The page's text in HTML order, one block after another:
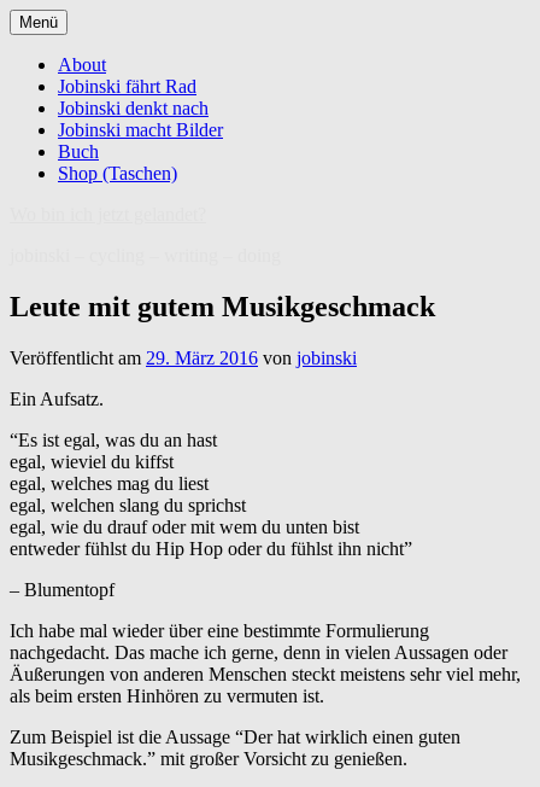
Zum
Inhalt
springen
Menü
About
Jobinski fährt Rad
Jobinski denkt nach
Jobinski macht Bilder
Buch
Shop (Taschen)
Leute mit gutem Musikgeschmack
Veröffentlicht am 29. März 2016 von jobinski
Ein Aufsatz.
“Es ist egal, was du an hast
egal, wieviel du kiffst
egal, welches mag du liest
egal, welchen slang du sprichst
egal, wie du drauf oder mit wem du unten bist
entweder fühlst du Hip Hop oder du fühlst ihn nicht”
– Blumentopf
Ich habe mal wieder über eine bestimmte Formulierung
nachgedacht. Das mache ich gerne, denn in vielen Aussagen oder
Äußerungen von anderen Menschen steckt meistens sehr viel mehr,
als beim ersten Hinhören zu vermuten ist.
Zum Beispiel ist die Aussage “Der hat wirklich einen guten
Musikgeschmack.” mit großer Vorsicht zu genießen.